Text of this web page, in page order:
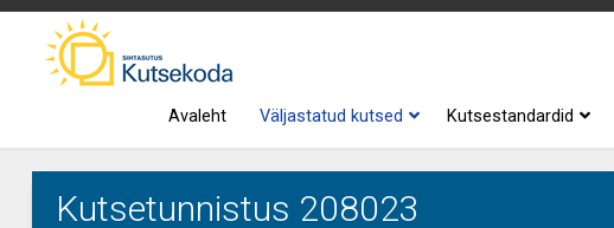
Avaleht Väljastatud kutsed Kutsestandardid
Kutsetunnistus 208023